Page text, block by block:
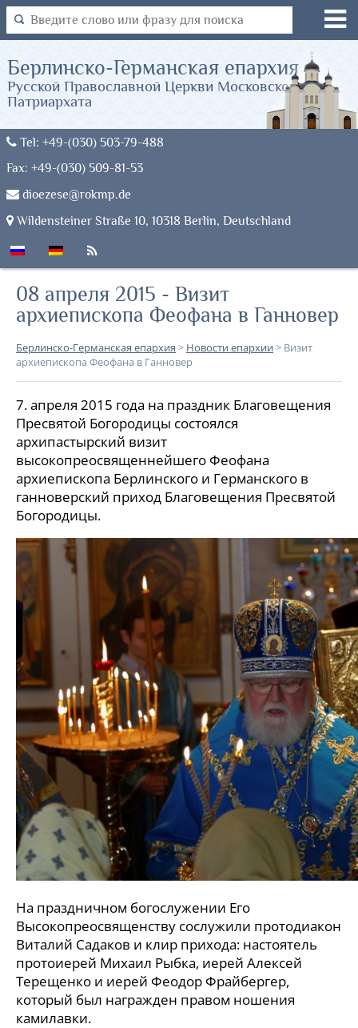
Tel: +49-(030) 503-79-488
Fax: +49-(030) 509-81-53
dioezese@rokmp.de
Wildensteiner Straße 10, 10318 Berlin, Deutschland
Берлинско-Германская епархия
Русской Православной Церкви Московского
Патриархата
08 апреля 2015 - Визит
архиепископа Феофана в Ганновер
Берлинско-Германская епархия > Новости епархии> Визит
архиепископа Феофана в Ганновер
7. апреля 2015 года на праздник Благовещения
Пресвятой Богородицы состоялся
архипастырский визит
высокопреосвященнейшего Феофана
архиепископа Берлинского и Германского в
ганноверский приход Благовещения Пресвятой
Богородицы.
На праздничном богослужении Его
Высокопреосвященству сослужили протодиакон
Виталий Садаков и клир прихода: настоятель
протоиерей Михаил Рыбка, иерей Алексей
Терещенко и иерей Феодор Фрайбергер,
который был награжден правом ношения
камилавки.